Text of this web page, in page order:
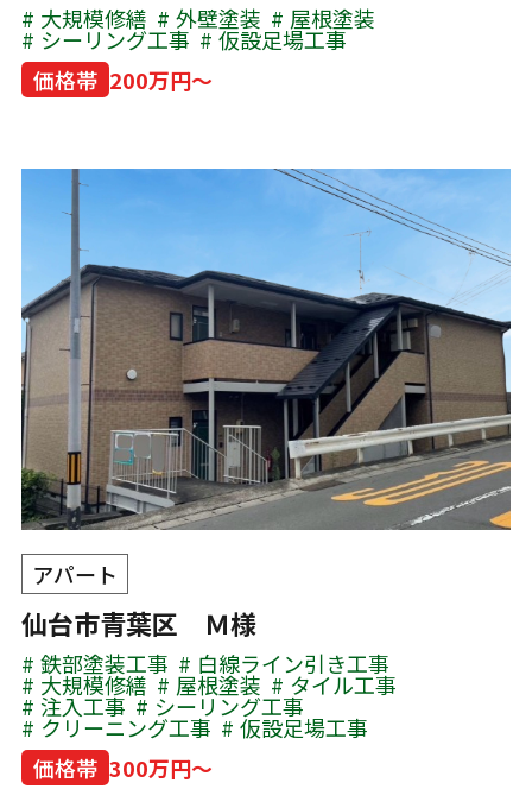
大規模修繕 外壁塗装 屋根塗装
シーリング工事
仮設足場工事
価格帯 200万円～
アパート
仙台市青葉区 Ｍ様
鉄部塗装工事 白線ライン引き工事
大規模修繕 屋根塗装 タイル工事
注入工事 シーリング工事
クリーニング工事
仮設足場工事
価格帯 300万円～